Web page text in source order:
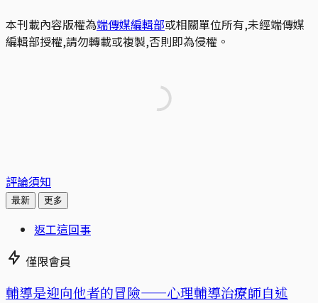
本刊載內容版權為端傳媒編輯部或相關單位所有,未經端傳媒
編輯部授權,請勿轉載或複製,否則即為侵權。
評論須知
最新 更多
返工這回事
僅限會員
輔導是迎向他者的冒險——心理輔導治療師自述